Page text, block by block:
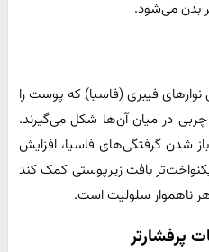
بدن می‌شود.
فیبری (فاسیا) که پوست را
در میان آن‌ها شکل می‌گیرند.
شدن گرفتگی‌های فاسیا، افزایش
بافت زیرپوستی کمک کند
ناهموار سلولیت است.
پرفشارتر